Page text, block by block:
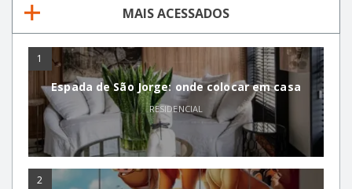
MAIS ACESSADOS
1
Espada de São Jorge: onde colocar em casa
RESIDENCIAL
2